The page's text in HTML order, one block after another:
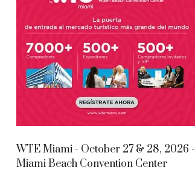
WTE Miami - October 27 & 28, 2026 -
Miami Beach Convention Center